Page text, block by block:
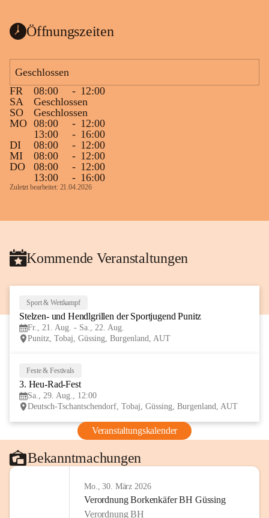
Das Gemeindeamt freut sich sehr über die
Spende >lesenswerter< Bücher und
vorsortiert in die Bücherzelle eingeräumt
werden können.
Gleichzeitig möchten wir uns bei all Jenen
sehr herzlich bedanken, die bereits viele
tolle Bücher spendiert haben.
Öffnungszeiten
Geschlossen
FR
08:00 - 12:00
SA
Geschlossen
SO
Geschlossen
MO 08:00 - 12:00
13:00
- 16:00
DI
08:00 - 12:00
MI
08:00 - 12:00
DO
08:00 - 12:00
13:00
- 16:00
Zuletzt bearbeitet: 21.04.2026
Kommende Veranstaltungen
Sport & Wettkampf
Stelzen- und Hendlgrillen der Sportjugend Punitz
Fr., 21. Aug. - Sa., 22. Aug.
Punitz, Tobaj, Güssing, Burgenland, AUT
Feste & Festivals
3. Heu-Rad-Fest
Sa., 29. Aug., 12:00
Deutsch-Tschantschendorf, Tobaj, Güssing, Burgenland, AUT
Veranstaltungskalender
Bekanntmachungen
Mo., 30. März 2026
Verordnung Borkenkäfer BH Güssing
Verordnung BH